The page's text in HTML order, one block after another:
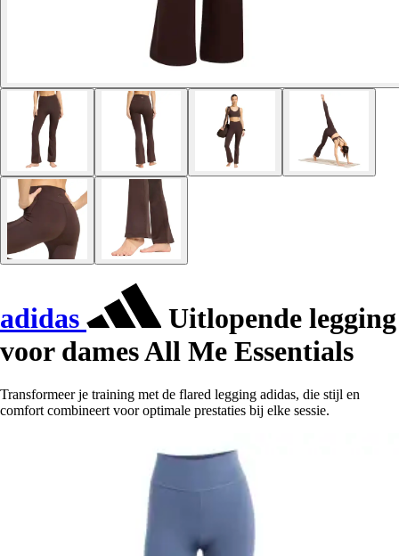
adidas
Uitlopende legging
voor dames All Me Essentials
Transformeer je training met de flared legging adidas, die stijl en
comfort combineert voor optimale prestaties bij elke sessie.